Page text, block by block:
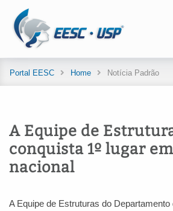
Portal EESC Home Notícia Padrão
A Equipe de
conquista 1º lugar
nacional
A Equipe de Estruturas do Departamento